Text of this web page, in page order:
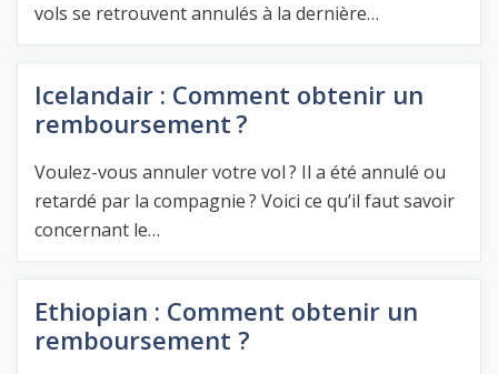
vols se retrouvent annulés à la dernière…
Icelandair : Comment obtenir un
remboursement ?
Voulez-vous annuler votre vol ? Il a été annulé ou
retardé par la compagnie ? Voici ce qu’il faut savoir
concernant le…
Ethiopian : Comment obtenir un
remboursement ?